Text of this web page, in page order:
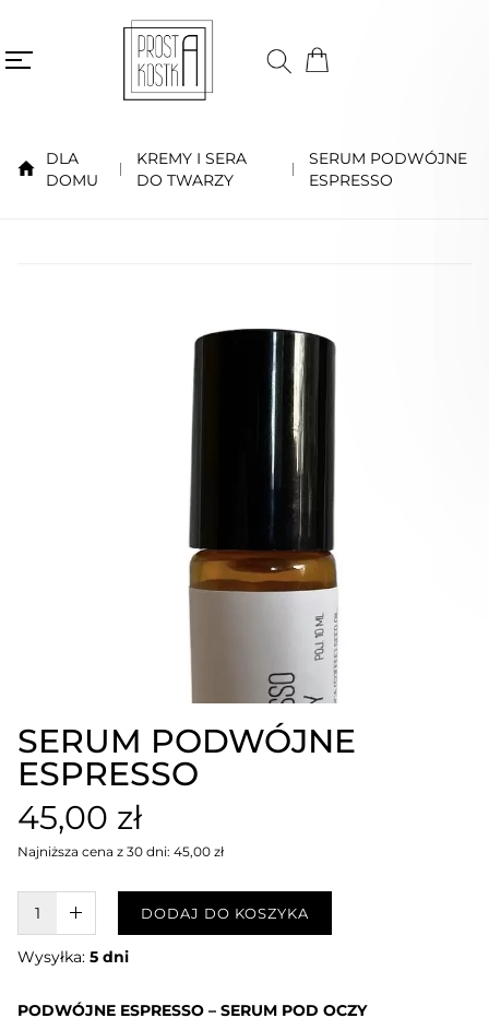
DLA
DOMU
KREMY I SERA
DO TWARZY
SERUM PODWÓJNE
ESPRESSO
SERUM PODWÓJNE
ESPRESSO
45,00 zł
Najniższa cena z 30 dni: 45,00 zł
W KOSZYKU :)DODAJ DO KOSZYKA
Wysyłka:5 dni
PODWÓJNE ESPRESSO – SERUM POD OCZY